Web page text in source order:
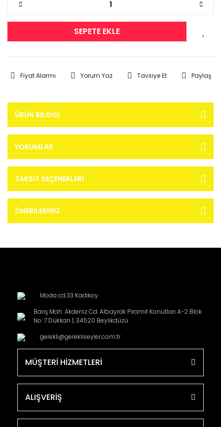
SEPETE EKLE
Fiyat Alarmı Yorum Yaz Tavsiye Et Paylaş
ÜRÜN BILGISI
YORUMLAR
TAKSIT SEÇENEKLERI
ÖNERILERINIZ
Moda cd.33 Kadikoy
Barış Mah. Akdeniz Cd. Albayrak Piramit Konutları A-2 Blok
No: 7 Dükkan 1, 34520 Beylikdüzü
gerekli@gerekliseyler.com.tr
MÜŞTERİ HİZMETLERİ
ALIŞVERİŞ